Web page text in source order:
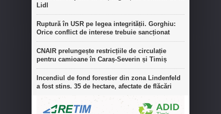
Lidl
Ruptură în USR pe legea integrității. Gorghiu:
Orice conflict de interese trebuie sancționat
CNAIR prelungește restricțiile de circulație
pentru camioane în Caraș-Severin și Timiș
Incendiul de fond forestier din zona Lindenfeld
a fost stins. 35 de hectare, afectate de flăcări